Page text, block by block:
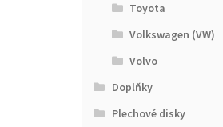
Toyota
Volkswagen (VW)
Volvo
Doplňky
Plechové disky